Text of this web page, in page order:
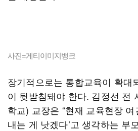
사진=게티이미지뱅크
장기적으로는 통합교육이 확대
이 뒷받침돼야 한다. 김정선 전
학교) 교장은 “현재 교육현장 여
내는 게 낫겠다’고 생각하는 부